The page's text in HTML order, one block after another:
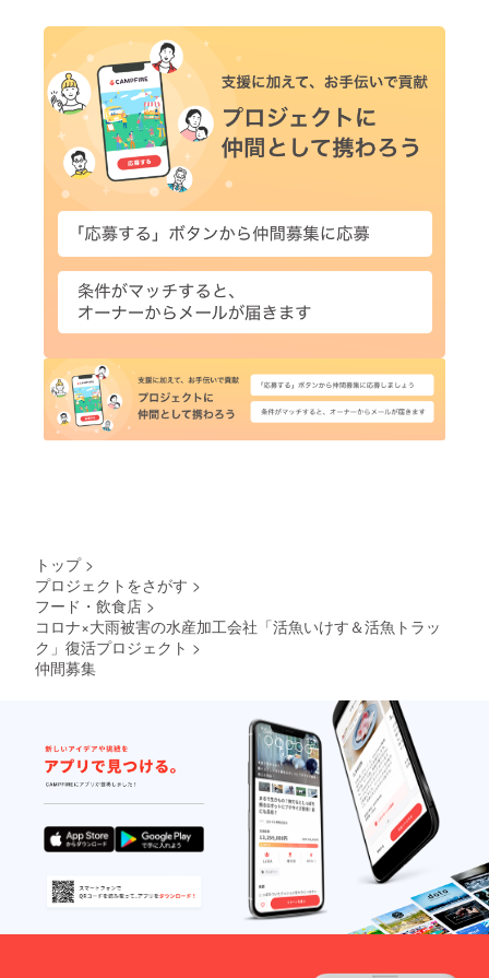
トップ >
プロジェクトをさがす >
フード・飲食店 >
コロナ×大雨被害の水産加工会社「活魚いけす＆活魚トラッ
ク」復活プロジェクト >
仲間募集